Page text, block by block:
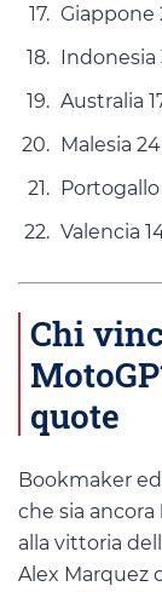
Giappone
Indonesia
Australia
Malesia
Valencia
Chi
quote
Bookmaker
che sia ancora
alla vittoria
Alex Marquez